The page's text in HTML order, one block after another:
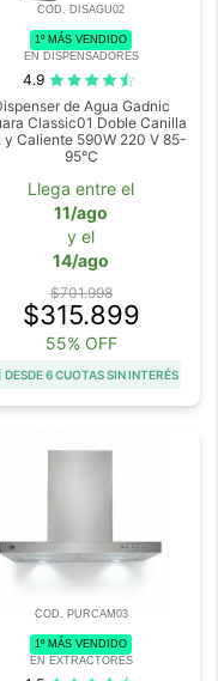
COD. DISAGU02
1º MÁS VENDIDO
EN DISPENSADORES
4.9
de Agua Gadnic
Classic01 Doble Canilla
y Caliente 590W 220 V 85-
95°C
Llega entre el
11/ago
y el
14/ago
$701.998
$315.899
55% OFF
DESDE 6 CUOTAS SIN INTERÉS
COD. PURCAM03
1º MÁS VENDIDO
EN EXTRACTORES